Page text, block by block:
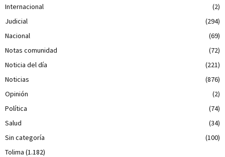
Internacional
(2)
Judicial
(294)
Nacional
(69)
Notas comunidad
(72)
Noticia del día
(221)
Noticias
(876)
Opinión
(2)
Política
(74)
Salud
(34)
Sin categoría
(100)
Tolima (1.182)